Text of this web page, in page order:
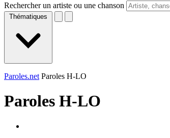
Rechercher un artiste ou une chanson
Thématiques
Paroles.net Paroles H-LO
Paroles H-LO